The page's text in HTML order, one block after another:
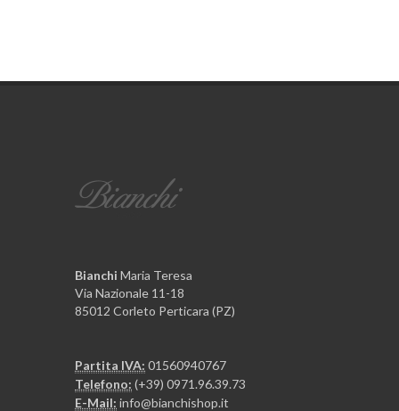
Bianchi Maria Teresa
Via Nazionale 11-18
85012 Corleto Perticara (PZ)
Partita IVA: 01560940767
Telefono: (+39) 0971.96.39.73
E-Mail: info@bianchishop.it